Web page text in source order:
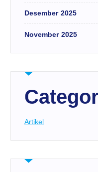
Desember 2025
November 2025
Artikel